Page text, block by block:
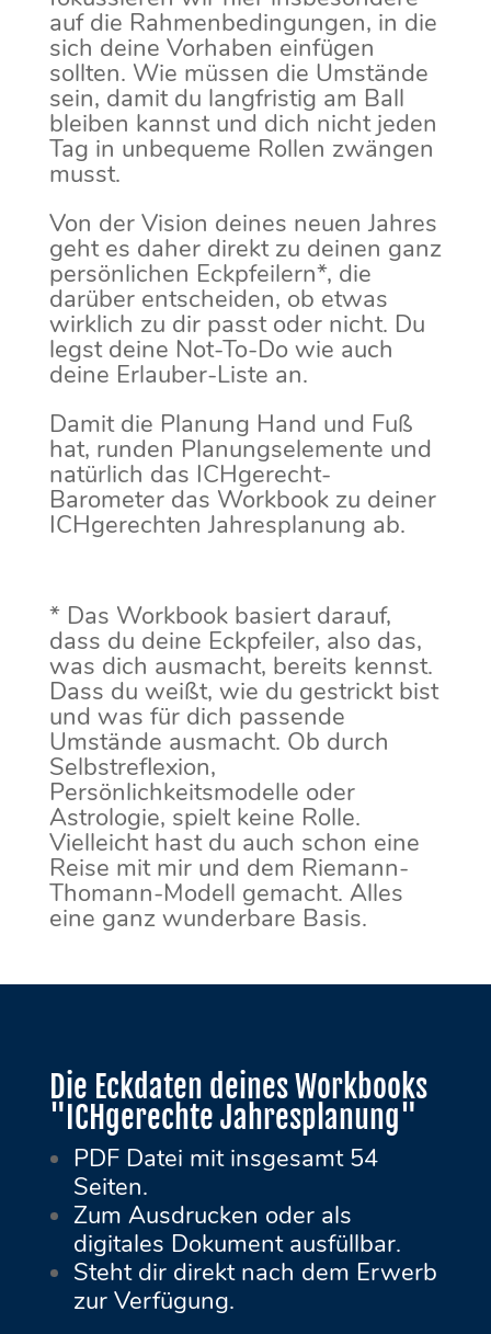
auf die Rahmenbedingungen, in die
sich deine Vorhaben einfügen
sollten. Wie müssen die Umstände
sein, damit du langfristig am Ball
bleiben kannst und dich nicht jeden
Tag in unbequeme Rollen zwängen
musst.
Von der Vision deines neuen Jahres
geht es daher direkt zu deinen ganz
persönlichen Eckpfeilern*, die
darüber entscheiden, ob etwas
wirklich zu dir passt oder nicht. Du
legst deine Not-To-Do wie auch
deine Erlauber-Liste an.
Damit die Planung Hand und Fuß
hat, runden Planungselemente und
natürlich das ICHgerecht-
Barometer das Workbook zu deiner
ICHgerechten Jahresplanung ab.
* Das Workbook basiert darauf,
dass du deine Eckpfeiler, also das,
was dich ausmacht, bereits kennst.
Dass du weißt, wie du gestrickt bist
und was für dich passende
Umstände ausmacht. Ob durch
Selbstreflexion,
Persönlichkeitsmodelle oder
Astrologie, spielt keine Rolle.
Vielleicht hast du auch schon eine
Reise mit mir und dem Riemann-
Thomann-Modell gemacht. Alles
eine ganz wunderbare Basis.
Die Eckdaten deines Workbooks
"ICHgerechte Jahresplanung"
PDF Datei mit insgesamt 54
Seiten.
Zum Ausdrucken oder als
digitales Dokument ausfüllbar.
Steht dir direkt nach dem Erwerb
zur Verfügung.